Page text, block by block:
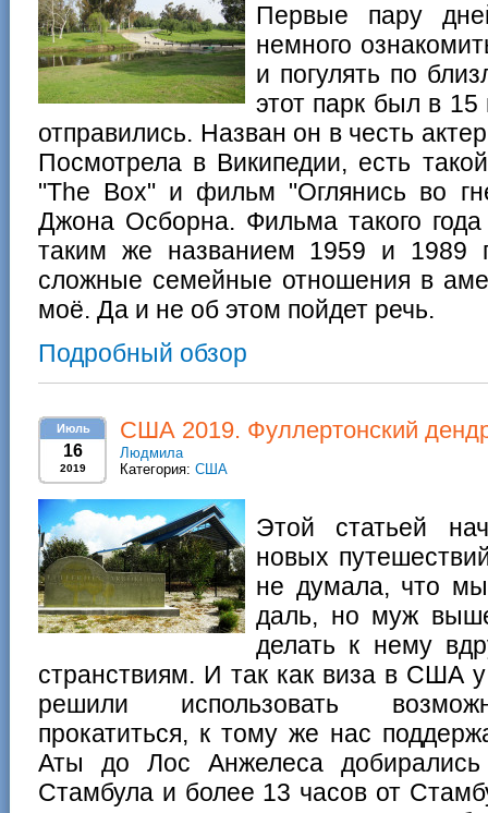
Первые пару
немного
и погулять по
этот парк был в
отправились. Назван он в честь
Посмотрела в Википедии, есть
"The Box" и фильм "Оглянись во
Джона Осборна. Фильма такого
таким же названием 1959 и 1989
сложные семейные отношения в
моё. Да и не об этом пойдет речь.
Подробный обзор
Июль
16
2019
США 2019. Фуллертонский
Людмила
Категория: США
Этой статьей
новых
не думала, что
даль, но муж
делать к нему
странствиям. И так как виза в США
решили использовать
прокатиться, к тому же нас
Аты до Лос Анжелеса
Стамбула и более 13 часов от